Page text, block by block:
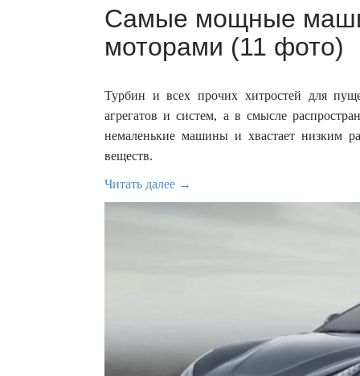
Самые мощные
моторами (11 фото)
Турбин и всех прочих хитростей для
агрегатов и систем, а в смысле
немаленькие машины и хвастает низким
веществ.
Читать далее →